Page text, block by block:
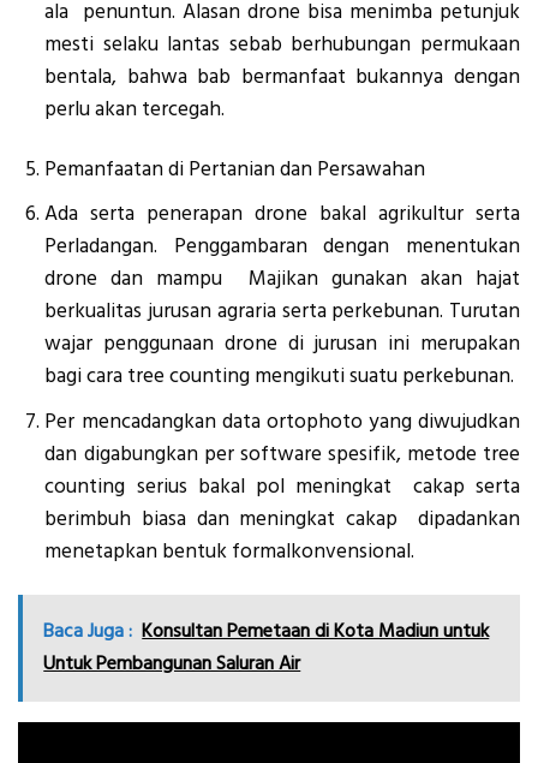
ala penuntun. Alasan drone bisa menimba petunjuk
mesti selaku lantas sebab berhubungan permukaan
bentala, bahwa bab bermanfaat bukannya dengan
perlu akan tercegah.
Pemanfaatan di Pertanian dan Persawahan
Ada serta penerapan drone bakal agrikultur serta
Perladangan. Penggambaran dengan menentukan
drone dan mampu Majikan gunakan akan hajat
berkualitas jurusan agraria serta perkebunan. Turutan
wajar penggunaan drone di jurusan ini merupakan
bagi cara tree counting mengikuti suatu perkebunan.
Per mencadangkan data ortophoto yang diwujudkan
dan digabungkan per software spesifik, metode tree
counting serius bakal pol meningkat cakap serta
berimbuh biasa dan meningkat cakap dipadankan
menetapkan bentuk formalkonvensional.
Baca Juga : Konsultan Pemetaan di Kota Madiun untuk
Untuk Pembangunan Saluran Air